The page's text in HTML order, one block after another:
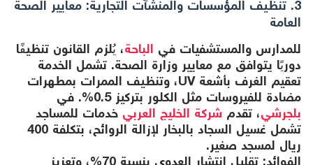
3. تنظيف المؤسسات والمنشآت التجارية: معايير الصحة
العامة
للمدارس والمستشفيات في الباحة، يُلزم القانون تنظيفًا
دوريًا يتوافق مع معايير وزارة الصحة. تشمل الخدمة
تعقيم الغرف بأشعة UV، وتنظيف الممرات بمطهرات
مضادة للفيروسات مثل الكلور بتركيز 0.5%. في
بلجرشي، تقدم شركة الخليج العربي خدمات للمساجد
تشمل غسيل السجاد بالبخار لإزالة الروائح، بتكلفة 400
ريال لمسجد صغير.